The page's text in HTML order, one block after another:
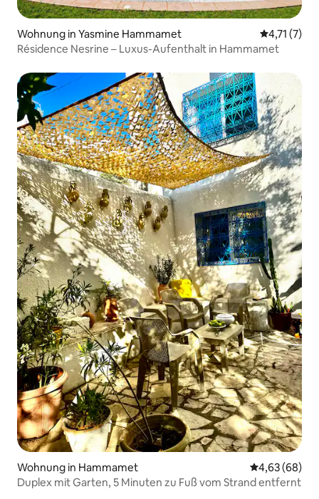
Wohnung in Yasmine Hammamet
4,71 (7)
Résidence Nesrine – Luxus-Aufenthalt in Hammamet
Wohnung in Hammamet
4,63 (68)
Duplex mit Garten, 5 Minuten zu Fuß vom Strand entfernt